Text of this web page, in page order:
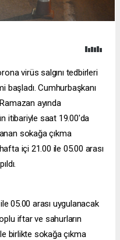
virüs salgını tedbirleri
başladı. Cumhurbaşkanı
ayında
itibariyle saat 19.00'da
sokağa çıkma
içi 21.00 ile 05.00 arası
05.00 arası uygulanacak
iftar ve sahurların
birlikte sokağa çıkma